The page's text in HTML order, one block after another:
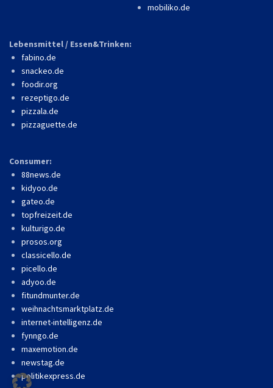
mobiliko.de
Lebensmittel / Essen&Trinken:
fabino.de
snackeo.de
foodir.org
rezeptigo.de
pizzala.de
pizzaguette.de
Consumer:
88news.de
kidyoo.de
gateo.de
topfreizeit.de
kulturigo.de
prosos.org
classicello.de
picello.de
adyoo.de
fitundmunter.de
weihnachtsmarktplatz.de
internet-intelligenz.de
fynngo.de
maxemotion.de
newstag.de
politikexpress.de